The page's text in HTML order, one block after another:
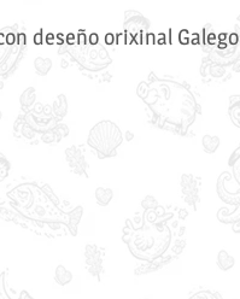
deseño orixinal Galego